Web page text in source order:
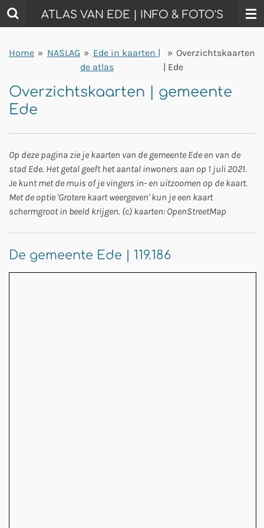
Ga
direct
de
ATLAS VAN EDE | INFO & FOTO'S
Home » NASLAG » Ede in kaarten |
de atlas
» Overzichtskaarten
| Ede
Overzichtskaarten | gemeente
Ede
Op deze pagina zie je kaarten van de gemeente Ede en van de
stad Ede. Het getal geeft het aantal inwoners aan op 1 juli 2021.
Je kunt met de muis of je vingers in- en uitzoomen op de kaart.
Met de optie 'Grotere kaart weergeven' kun je een kaart
schermgroot in beeld krijgen. (c) kaarten: OpenStreetMap
De gemeente Ede | 119.186